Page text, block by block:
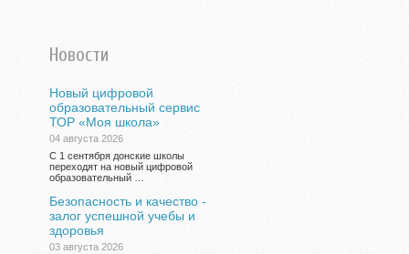
Новости
Новый цифровой
образовательный сервис
ТОР «Моя школа»
04 августа 2026
С 1 сентября донские школы
переходят на новый цифровой
образовательный …
Безопасность и качество -
залог успешной учебы и
здоровья
03 августа 2026